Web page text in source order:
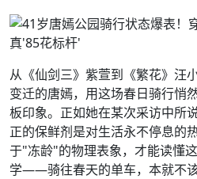
从《仙剑三》紫萱到《繁花》汪
变迁的唐嫣，用这场春日骑行悄
板印象。正如她在某次采访中所
正的保鲜剂是对生活永不停息的
于"冻龄"的物理表象，才能读懂
学——骑往春天的单车，本就不该